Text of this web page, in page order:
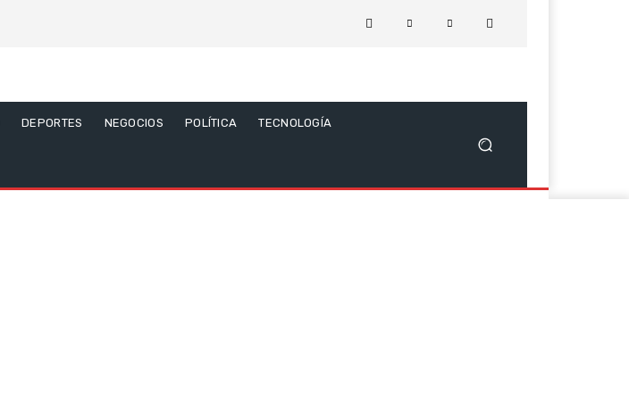
DEPORTES NEGOCIOS POLÍTICA TECNOLOGÍA